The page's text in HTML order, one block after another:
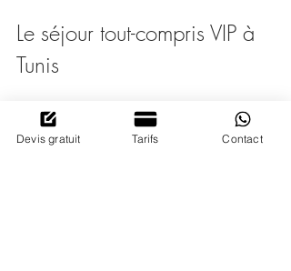
Le séjour tout-compris VIP à
Tunis
Aesthetics Tunisia organise un
séjour tout-compris VIP
pensé pour
Devis gratuit Tarifs Contact